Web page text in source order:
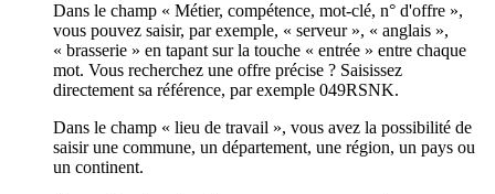
Dans le champ « Métier, compétence, mot-clé, n° d'offre »,
vous pouvez saisir, par exemple, « serveur », « anglais »,
« brasserie » en tapant sur la touche « entrée » entre chaque
mot. Vous recherchez une offre précise ? Saisissez
directement sa référence, par exemple 049RSNK.
Dans le champ « lieu de travail », vous avez la possibilité de
saisir une commune, un département, une région, un pays ou
un continent.